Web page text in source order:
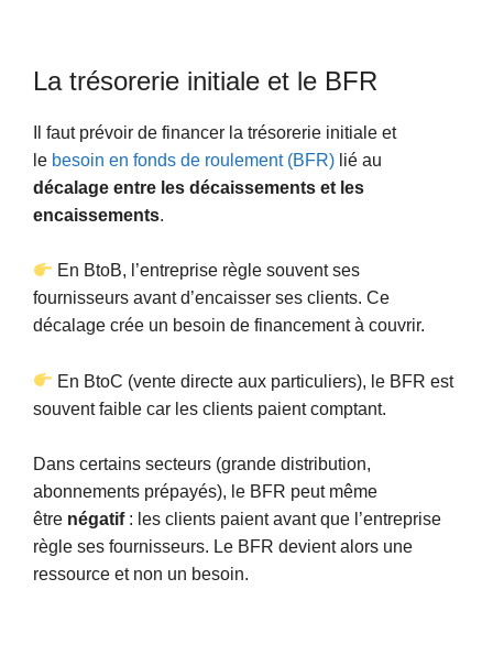
La trésorerie initiale et le BFR
Il faut prévoir de financer la trésorerie initiale et
le besoin en fonds de roulement (BFR) lié au
décalage entre les décaissements et les
encaissements.
En BtoB, l’entreprise règle souvent ses
fournisseurs avant d’encaisser ses clients. Ce
décalage crée un besoin de financement à couvrir.
En BtoC (vente directe aux particuliers), le BFR est
souvent faible car les clients paient comptant.
Dans certains secteurs (grande distribution,
abonnements prépayés), le BFR peut même
être négatif: les clients paient avant que l’entreprise
règle ses fournisseurs. Le BFR devient alors une
ressource et non un besoin.